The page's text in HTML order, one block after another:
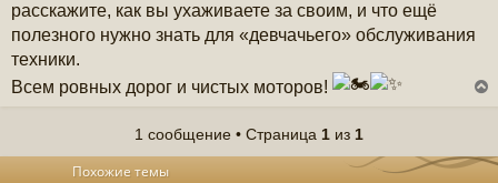
расскажите, как вы ухаживаете за своим, и что ещё
полезного нужно знать для «девчачьего» обслуживания
техники.
Всем ровных дорог и чистых моторов!
у
1 сообщение • Страница 1 из 1
Похожие темы